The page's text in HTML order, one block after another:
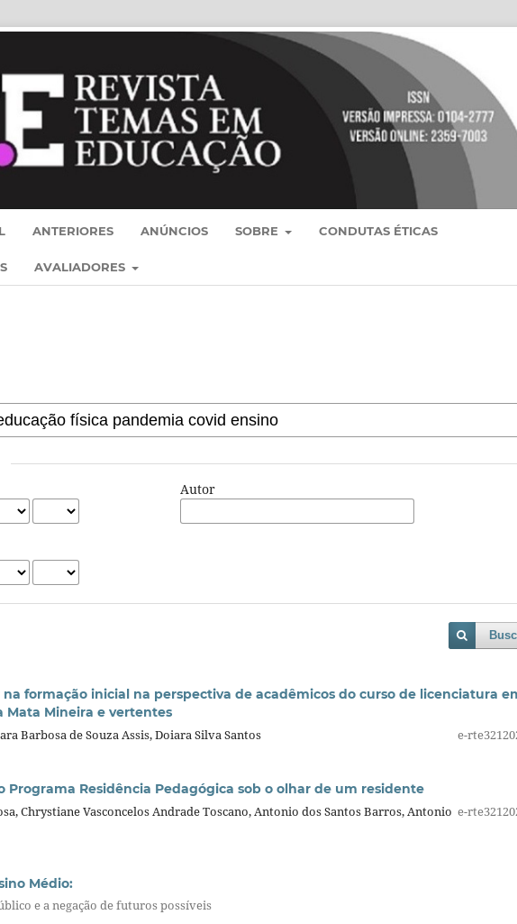
ANTERIORES ANÚNCIOS SOBRE CONDUTAS ÉTICAS
AVALIADORES
Autor
formação inicial na perspectiva de acadêmicos do curso de licenciatura
Mata Mineira e vertentes
Barbosa de Souza Assis, Doiara Silva Santos
e-
Programa Residência Pedagógica sob o olhar de um residente
Chrystiane Vasconcelos Andrade Toscano, Antonio dos Santos Barros, Antonio e-
Médio:
e a negação de futuros possíveis